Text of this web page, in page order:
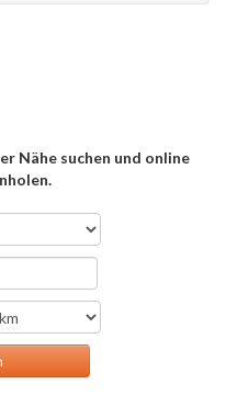
Nähe suchen und online